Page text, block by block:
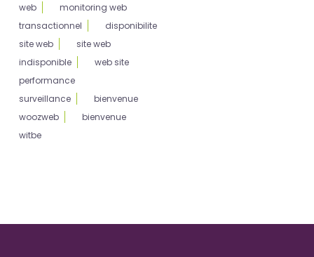
web
monitoring web
transactionnel
disponibilite
site web
site web
indisponible
web site
performance
surveillance
bienvenue
woozweb
bienvenue
witbe